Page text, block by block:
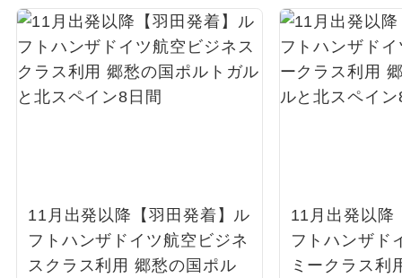
11月出発以降【羽田発着】ル
フトハンザドイツ航空ビジネ
スクラス利用 郷愁の国ポル
11月出発以降
フトハンザド
ミークラス利